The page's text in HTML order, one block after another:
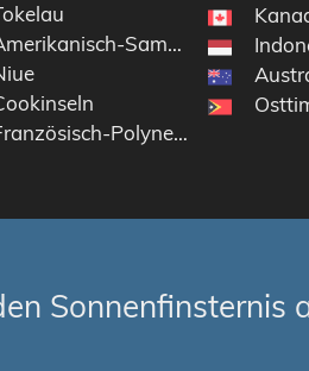
Samoa
Polynesien
Sonnenfinsternis